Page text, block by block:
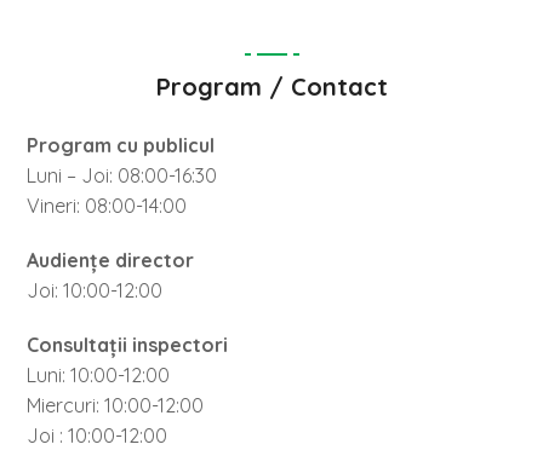
Program / Contact
Program cu publicul
Luni – Joi: 08:00-16:30
Vineri: 08:00-14:00
Audiențe director
Joi: 10:00-12:00
Consultații inspectori
Luni: 10:00-12:00
Miercuri: 10:00-12:00
Joi : 10:00-12:00